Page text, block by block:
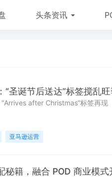
头条资讯
圣诞节后送达”标签搅乱旺
after Christmas”标签再现
亚马逊运营
秘籍，融合 POD 商业模